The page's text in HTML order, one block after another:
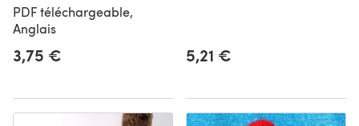
PDF téléchargeable,
Anglais
3,75 € 5,21 €